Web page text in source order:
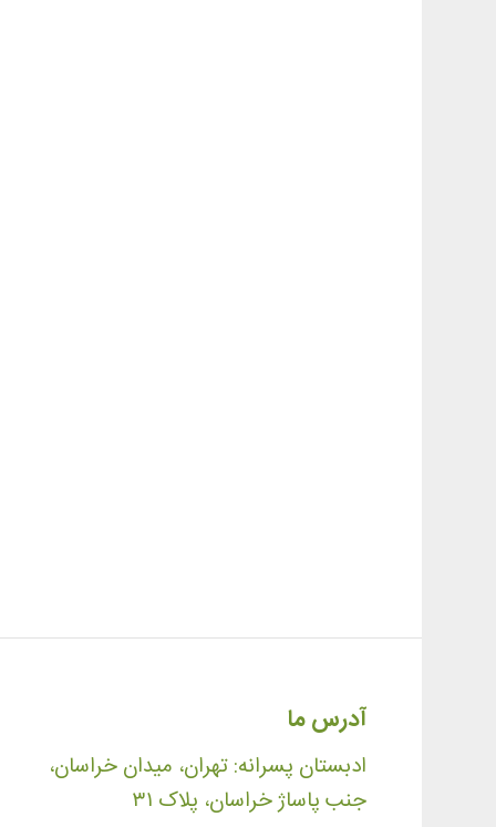
آدرس ما
ادبستان پسرانه: تهران، میدان خراسان،
جنب پاساژ خراسان، پلاک ۳۱